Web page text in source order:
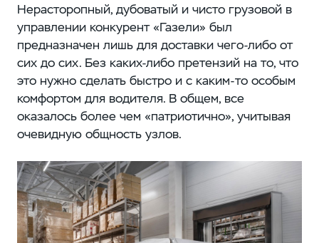
Нерасторопный, дубоватый и чисто грузовой в
управлении конкурент «Газели» был
предназначен лишь для доставки чего-либо от
сих до сих. Без каких-либо претензий на то, что
это нужно сделать быстро и с каким-то особым
комфортом для водителя. В общем, все
оказалось более чем «патриотично», учитывая
очевидную общность узлов.